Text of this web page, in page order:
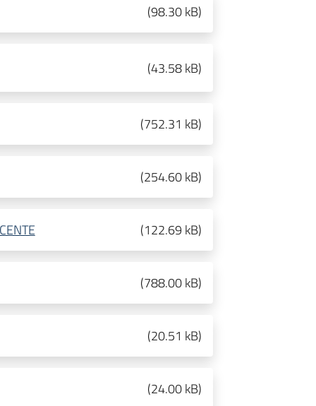
(98.30 kB)
(43.58 kB)
(752.31 kB)
(254.60 kB)
(122.69 kB)
(788.00 kB)
(20.51 kB)
(24.00 kB)